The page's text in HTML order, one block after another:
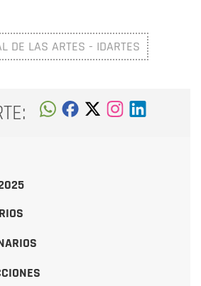
DE LAS ARTES - IDARTES